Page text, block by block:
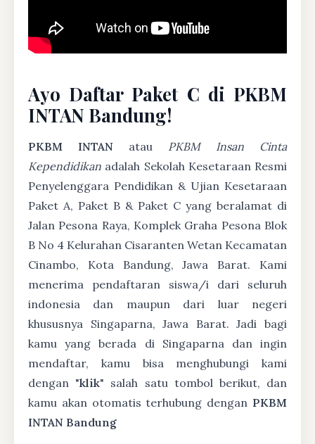
Ayo Daftar Paket C di PKBM
INTAN Bandung!
PKBM INTAN atau PKBM Insan Cinta
Kependidikan adalah Sekolah Kesetaraan Resmi
Penyelenggara Pendidikan & Ujian Kesetaraan
Paket A, Paket B & Paket C yang beralamat di
Jalan Pesona Raya, Komplek Graha Pesona Blok
B No 4 Kelurahan Cisaranten Wetan Kecamatan
Cinambo, Kota Bandung, Jawa Barat. Kami
menerima pendaftaran siswa/i dari seluruh
indonesia dan maupun dari luar negeri
khususnya Singaparna, Jawa Barat. Jadi bagi
kamu yang berada di Singaparna dan ingin
mendaftar, kamu bisa menghubungi kami
dengan "klik" salah satu tombol berikut, dan
kamu akan otomatis terhubung dengan PKBM
INTAN Bandung